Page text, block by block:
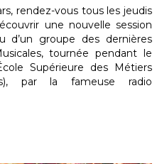
rendez-vous tous les jeudis
une nouvelle session
d’un groupe des dernières
tournée pendant le
Supérieure des Métiers
par la fameuse radio